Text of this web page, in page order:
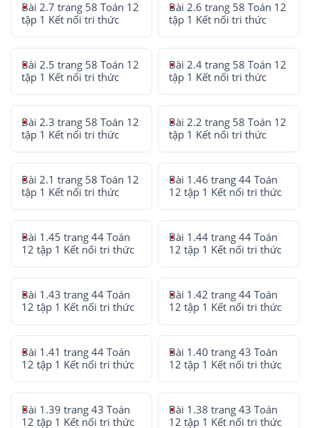
Bài 2.7 trang 58 Toán 12
tập 1 Kết nối tri thức
Bài 2.6 trang 58 Toán 12
tập 1 Kết nối tri thức
Bài 2.5 trang 58 Toán 12
tập 1 Kết nối tri thức
Bài 2.4 trang 58 Toán 12
tập 1 Kết nối tri thức
Bài 2.3 trang 58 Toán 12
tập 1 Kết nối tri thức
Bài 2.2 trang 58 Toán 12
tập 1 Kết nối tri thức
Bài 2.1 trang 58 Toán 12
tập 1 Kết nối tri thức
Bài 1.46 trang 44 Toán
12 tập 1 Kết nối tri thức
Bài 1.45 trang 44 Toán
12 tập 1 Kết nối tri thức
Bài 1.44 trang 44 Toán
12 tập 1 Kết nối tri thức
Bài 1.43 trang 44 Toán
12 tập 1 Kết nối tri thức
Bài 1.42 trang 44 Toán
12 tập 1 Kết nối tri thức
Bài 1.41 trang 44 Toán
12 tập 1 Kết nối tri thức
Bài 1.40 trang 43 Toán
12 tập 1 Kết nối tri thức
Bài 1.39 trang 43 Toán
12 tập 1 Kết nối tri thức
Bài 1.38 trang 43 Toán
12 tập 1 Kết nối tri thức